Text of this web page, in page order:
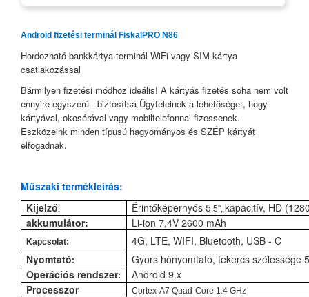
Android fizetési terminál FiskalPRO N86
Hordozható bankkártya terminál WiFi vagy SIM-kártya
csatlakozással
Bármilyen fizetési módhoz ideális! A kártyás fizetés soha nem volt
ennyire egyszerű - biztosítsa Ügyfeleinek a lehetőséget, hogy
kártyával, okosórával vagy mobiltelefonnal fizessenek.
Eszközeink minden típusú hagyományos és SZÉP kártyát
elfogadnak.
Műszaki termékleírás:
Kijelző: Érintőképernyős 5,5'', kapacitív, HD
akkumulátor:
Li-ion 7,4V 2600 mAh
Kapcsolat:
4G, LTE, WIFI, Bluetooth, USB - C
Nyomtató:
Gyors hőnyomtató, tekercs szélessége
Operációs rendszer:
Android 9.x
Processzor
Cortex-A7 Quad-Core 1.4 GHz